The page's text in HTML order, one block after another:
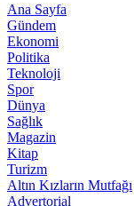
Ana Sayfa
Gündem
Ekonomi
Politika
Teknoloji
Spor
Dünya
Sağlık
Magazin
Kitap
Turizm
Altın Kızların Mutfağı
Advertorial